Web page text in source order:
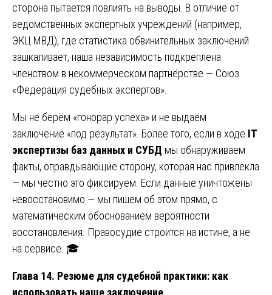
сторона пытается повлиять на выводы. В отличие от
ведомственных экспертных учреждений (например,
ЭКЦ МВД), где статистика обвинительных заключений
зашкаливает, наша независимость подкреплена
членством в некоммерческом партнёрстве — Союз
«Федерация судебных экспертов».
Мы не берём «гонорар успеха» и не выдаём
заключение «под результат». Более того, если в ходе IT
экспертизы баз данных и СУБД мы обнаруживаем
факты, оправдывающие сторону, которая нас привлекла
— мы честно это фиксируем. Если данные уничтожены
невосстановимо — мы пишем об этом прямо, с
математическим обоснованием вероятности
восстановления. Правосудие строится на истине, а не
на сервисе. 🎓
Глава 14. Резюме для судебной практики: как
использовать наше заключение